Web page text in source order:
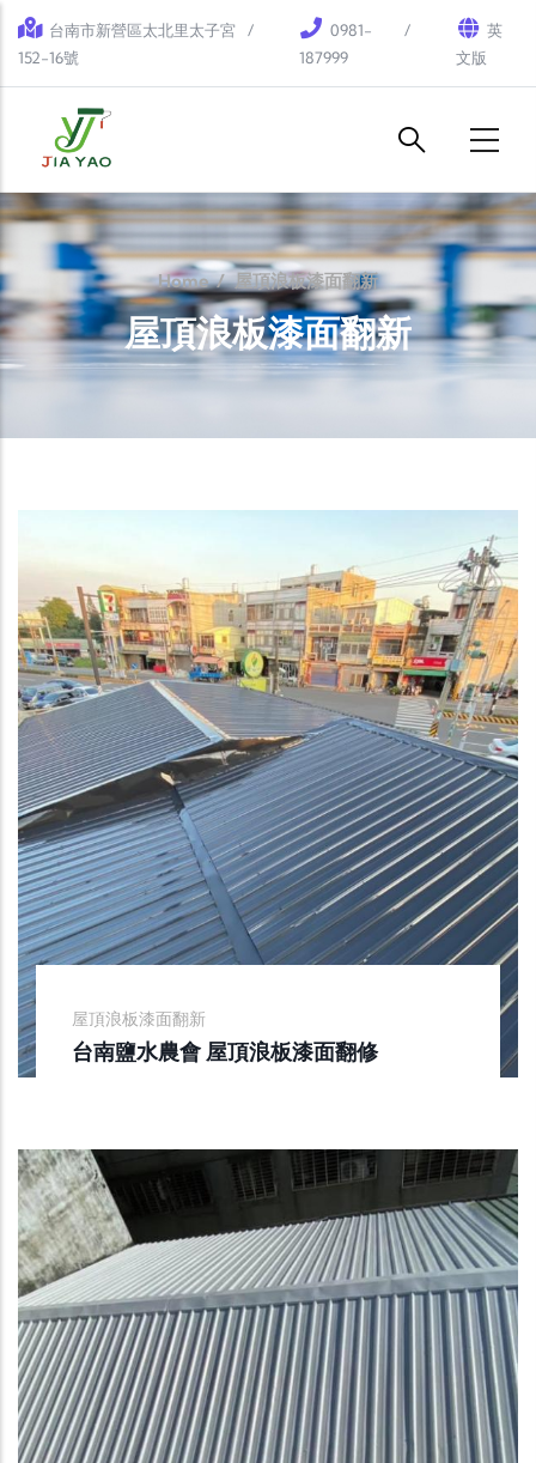
Skip to main content
台南市新營區太北里太子宮
152-16號
0981-
187999
英
文版
Home/ 屋頂浪板漆面翻新
屋頂浪板漆面翻新
屋頂浪板漆面翻新
台南鹽水農會 屋頂浪板漆面翻修